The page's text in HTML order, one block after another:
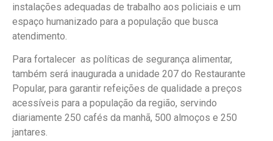
instalações adequadas de trabalho aos policiais e um
espaço humanizado para a população que busca
atendimento.
Para fortalecer as políticas de segurança alimentar,
também será inaugurada a unidade 207 do Restaurante
Popular, para garantir refeições de qualidade a preços
acessíveis para a população da região, servindo
diariamente 250 cafés da manhã, 500 almoços e 250
jantares.